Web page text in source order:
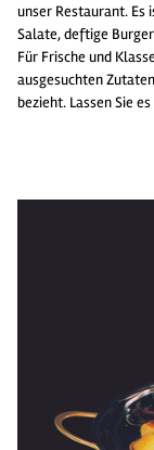
unser Restaurant. Es
Salate, deftige
Für Frische und
ausgesuchten
bezieht. Lassen Sie